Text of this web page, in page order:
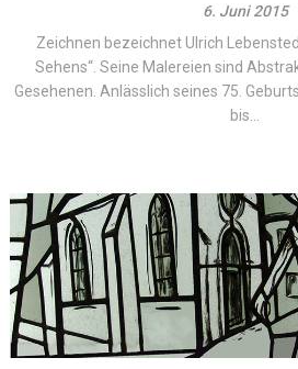
6. Juni 2015
Zeichnen bezeichnet Ulrich
Sehens“. Seine Malereien sind
Gesehenen. Anlässlich seines 75.
bis...